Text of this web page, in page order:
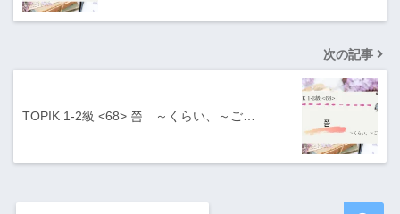
次の記事
TOPIK 1-2級 <68> 쯤 ～くらい、～ご…